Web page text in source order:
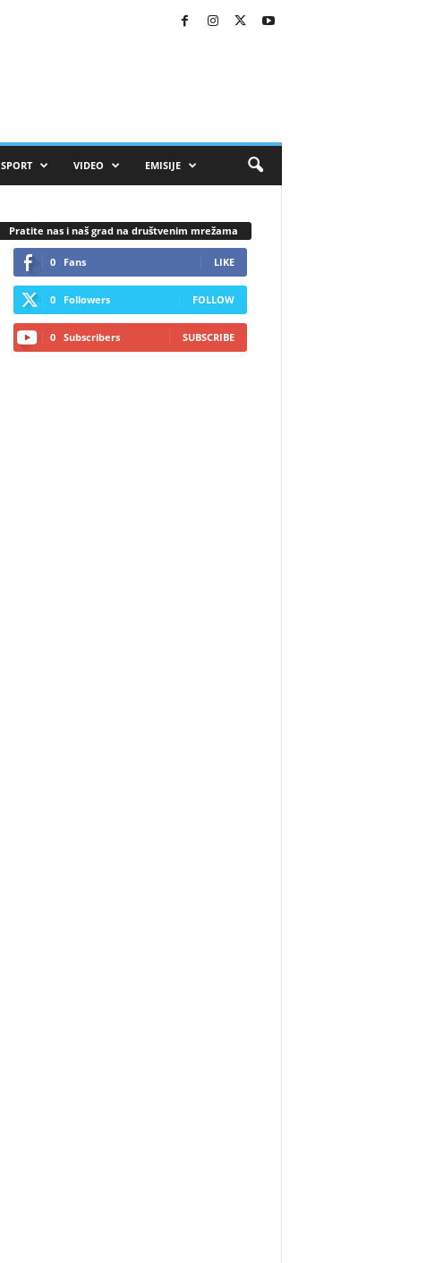
SPORT VIDEO EMISIJE
Pratite nas i naš grad na društvenim mrežama
0 Fans LIKE
0 Followers FOLLOW
0 Subscribers SUBSCRIBE